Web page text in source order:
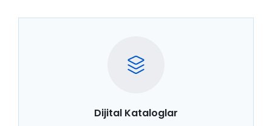
Dijital Kataloglar